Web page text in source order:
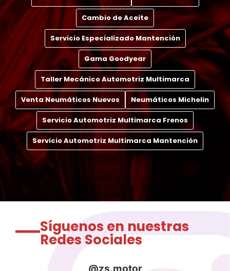
Cambio de Aceite
Servicio Especializado Mantención
Gama Goodyear
Taller Mecánico Automotriz Multimarca
Venta Neumáticos Nuevos Neumáticos Michelin
Servicio Automotriz Multimarca Frenos
Servicio Automotriz Multimarca Mantención
Síguenos en nuestras
Redes Sociales